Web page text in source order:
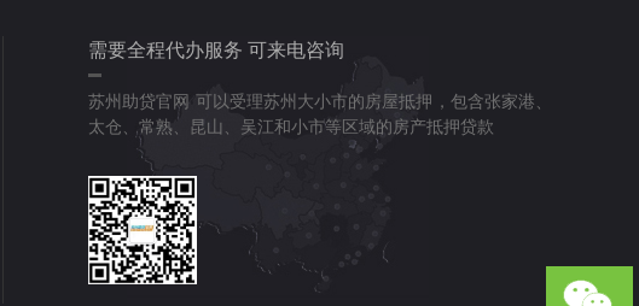
需要全程代办服务 可来电咨询
苏州助贷官网 可以受理苏州大小市的房屋抵押，包含张家港、
太仓、常熟、昆山、吴江和小市等区域的房产抵押贷款